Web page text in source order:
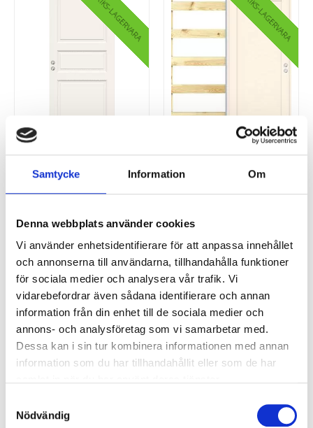
Samtycke Information Om
Denna webbplats använder cookies
Vi använder enhetsidentifierare för att anpassa innehållet
och annonserna till användarna, tillhandahålla funktioner
för sociala medier och analysera vår trafik. Vi
vidarebefordrar även sådana identifierare och annan
information från din enhet till de sociala medier och
annons- och analysföretag som vi samarbetar med.
Dessa kan i sin tur kombinera informationen med annan
information som du har tillhandahållit eller som de har
Nödvändig
LAGERVARA
Skjutdörr Style 03
LAGERVARA
Skjutdörr Unique 01L
LAGERVARA